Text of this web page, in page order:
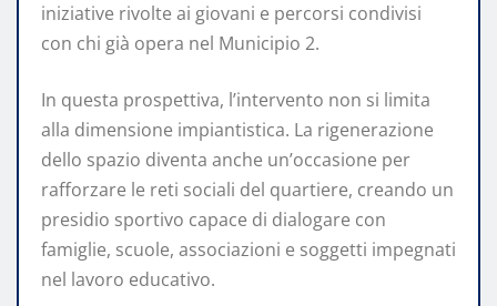
iniziative rivolte ai giovani e percorsi condivisi
con chi già opera nel Municipio 2.
In questa prospettiva, l’intervento non si limita
alla dimensione impiantistica. La rigenerazione
dello spazio diventa anche un’occasione per
rafforzare le reti sociali del quartiere, creando un
presidio sportivo capace di dialogare con
famiglie, scuole, associazioni e soggetti impegnati
nel lavoro educativo.